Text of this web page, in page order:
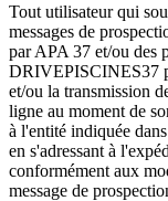
Tout utilisateur qui
messages de
par APA 37 et/ou des
DRIVEPISCINES37
et/ou la transmission
ligne au moment de
à l'entité indiquée
en s'adressant à
conformément aux
message de